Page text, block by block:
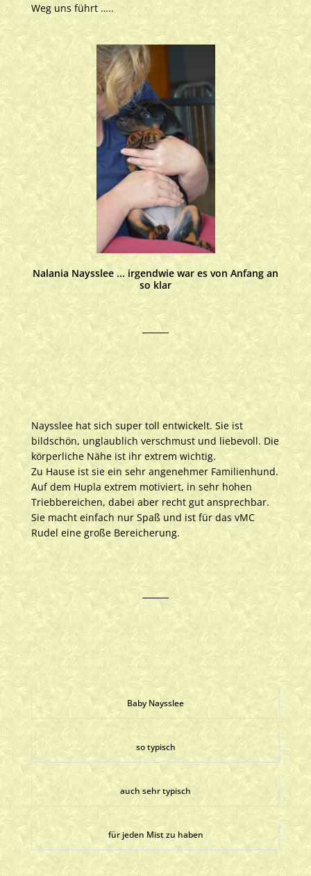
Weg uns führt …..
Nalania Naysslee ... irgendwie war es von Anfang an
so klar
Naysslee hat sich super toll entwickelt. Sie ist
bildschön, unglaublich verschmust und liebevoll. Die
körperliche Nähe ist ihr extrem wichtig.
Zu Hause ist sie ein sehr angenehmer Familienhund.
Auf dem Hupla extrem motiviert, in sehr hohen
Triebbereichen, dabei aber recht gut ansprechbar.
Sie macht einfach nur Spaß und ist für das vMC
Rudel eine große Bereicherung.
Baby Naysslee
so typisch
auch sehr typisch
für jeden Mist zu haben